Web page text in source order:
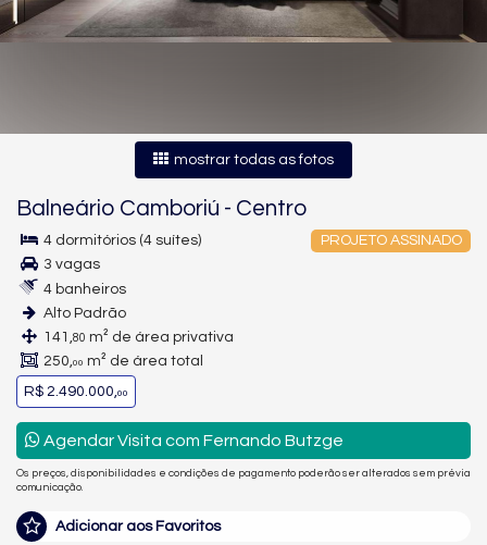
mostrar todas as fotos
Balneário Camboriú - Centro
PROJETO ASSINADO
4 dormitórios (4 suítes)
3 vagas
4 banheiros
Alto Padrão
141,80 m² de área privativa
250,00 m² de área total
R$ 2.490.000,00
Agendar Visita com Fernando Butzge
Os preços, disponibilidades e condições de pagamento poderão ser alterados sem prévia
comunicação.
Adicionar aos Favoritos